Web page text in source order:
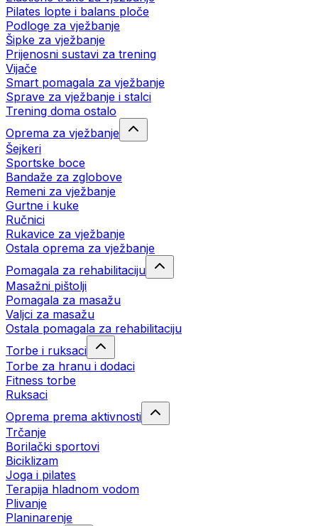
Pilates lopte i balans ploče
Podloge za vježbanje
Šipke za vježbanje
Prijenosni sustavi za trening
Vijače
Smart pomagala za vježbanje
Sprave za vježbanje i stalci
Trening doma ostalo
Oprema za vježbanje
Šejkeri
Sportske boce
Bandaže za zglobove
Remeni za vježbanje
Gurtne i kuke
Ručnici
Rukavice za vježbanje
Ostala oprema za vježbanje
Pomagala za rehabilitaciju
Masažni pištolji
Pomagala za masažu
Valjci za masažu
Ostala pomagala za rehabilitaciju
Torbe i ruksaci
Torbe za hranu i dodaci
Fitness torbe
Ruksaci
Oprema prema aktivnosti
Trčanje
Borilački sportovi
Biciklizam
Joga i pilates
Terapija hladnom vodom
Plivanje
Planinarenje